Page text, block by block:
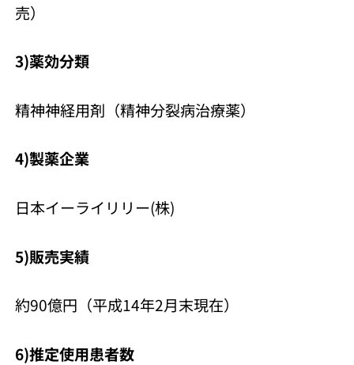
売）
3)薬効分類
精神神経用剤（精神分裂病治療薬）
4)製薬企業
日本イーライリリー(株)
5)販売実績
約90億円（平成14年2月末現在）
6)推定使用患者数